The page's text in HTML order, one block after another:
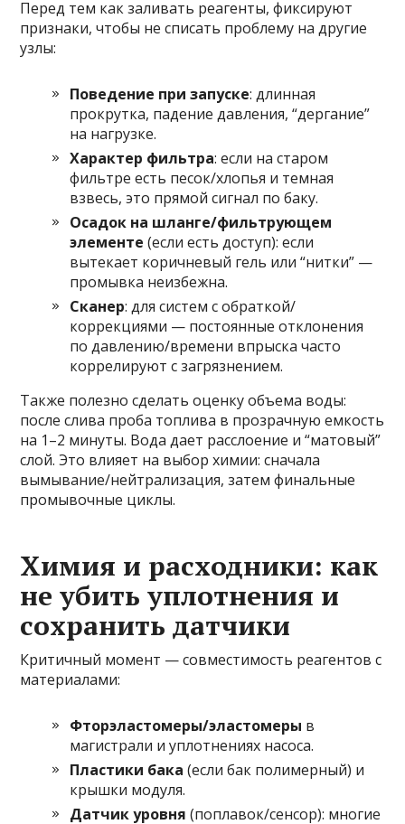
Перед тем как заливать реагенты, фиксируют
признаки, чтобы не списать проблему на другие
узлы:
Поведение при запуске: длинная
прокрутка, падение давления, “дергание”
на нагрузке.
Характер фильтра: если на старом
фильтре есть песок/хлопья и темная
взвесь, это прямой сигнал по баку.
Осадок на шланге/фильтрующем
элементе (если есть доступ): если
вытекает коричневый гель или “нитки” —
промывка неизбежна.
Сканер: для систем с обраткой/
коррекциями — постоянные отклонения
по давлению/времени впрыска часто
коррелируют с загрязнением.
Также полезно сделать оценку объема воды:
после слива проба топлива в прозрачную емкость
на 1–2 минуты. Вода дает расслоение и “матовый”
слой. Это влияет на выбор химии: сначала
вымывание/нейтрализация, затем финальные
промывочные циклы.
Химия и расходники: как
не убить уплотнения и
сохранить датчики
Критичный момент — совместимость реагентов с
материалами:
Фторэластомеры/эластомеры в
магистрали и уплотнениях насоса.
Пластики бака (если бак полимерный) и
крышки модуля.
Датчик уровня (поплавок/сенсор): многие